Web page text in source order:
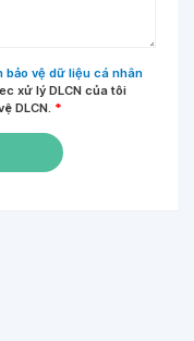
bảo vệ dữ liệu cá nhân
xử lý DLCN của tôi
DLCN. *